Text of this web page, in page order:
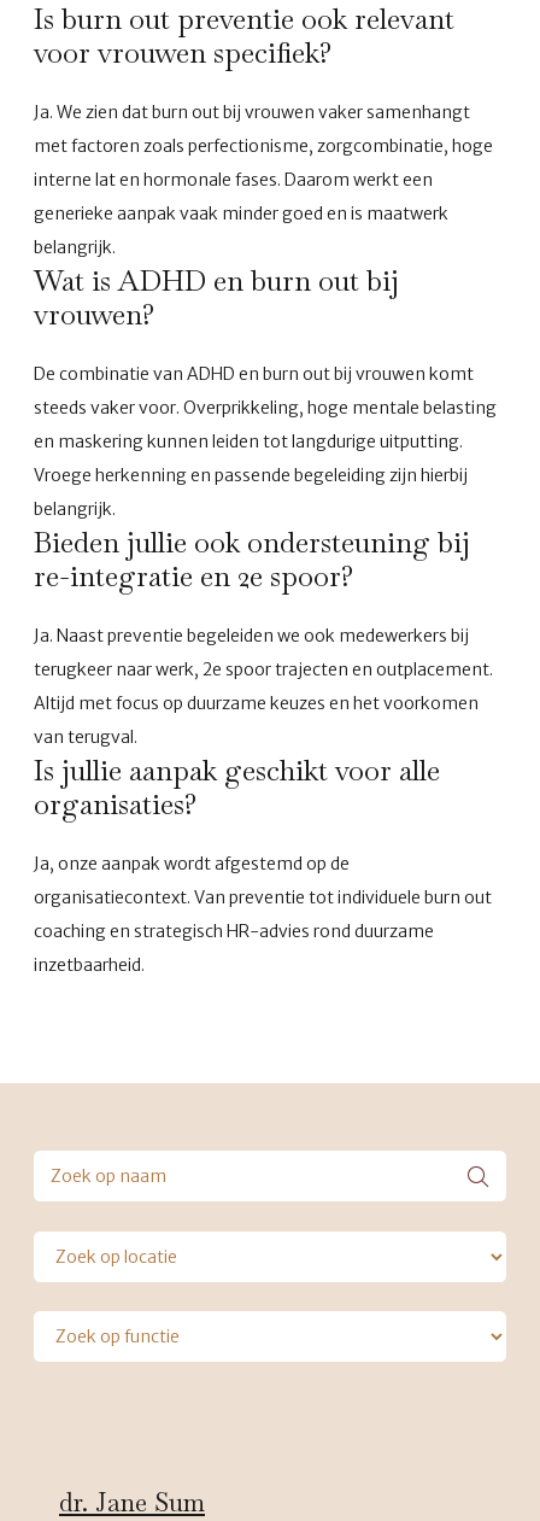
Is burn out preventie ook relevant
voor vrouwen specifiek?
Ja. We zien dat burn out bij vrouwen vaker samenhangt
met factoren zoals perfectionisme, zorgcombinatie, hoge
interne lat en hormonale fases. Daarom werkt een
generieke aanpak vaak minder goed en is maatwerk
belangrijk.
Wat is ADHD en burn out bij
vrouwen?
De combinatie van ADHD en burn out bij vrouwen komt
steeds vaker voor. Overprikkeling, hoge mentale belasting
en maskering kunnen leiden tot langdurige uitputting.
Vroege herkenning en passende begeleiding zijn hierbij
belangrijk.
Bieden jullie ook ondersteuning bij
re-integratie en 2e spoor?
Ja. Naast preventie begeleiden we ook medewerkers bij
terugkeer naar werk, 2e spoor trajecten en outplacement.
Altijd met focus op duurzame keuzes en het voorkomen
van terugval.
Is jullie aanpak geschikt voor alle
organisaties?
Ja, onze aanpak wordt afgestemd op de
organisatiecontext. Van preventie tot individuele burn out
coaching en strategisch HR-advies rond duurzame
inzetbaarheid.
dr. Jane Sum